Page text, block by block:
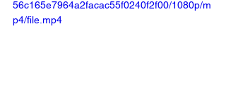
56c165e7964a2facac55f0240f2f00/1080p/m
p4/file.mp4